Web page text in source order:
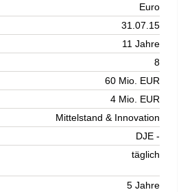
Euro
31.07.15
11 Jahre
8
60 Mio. EUR
4 Mio. EUR
Mittelstand & Innovation
DJE -
täglich
5 Jahre